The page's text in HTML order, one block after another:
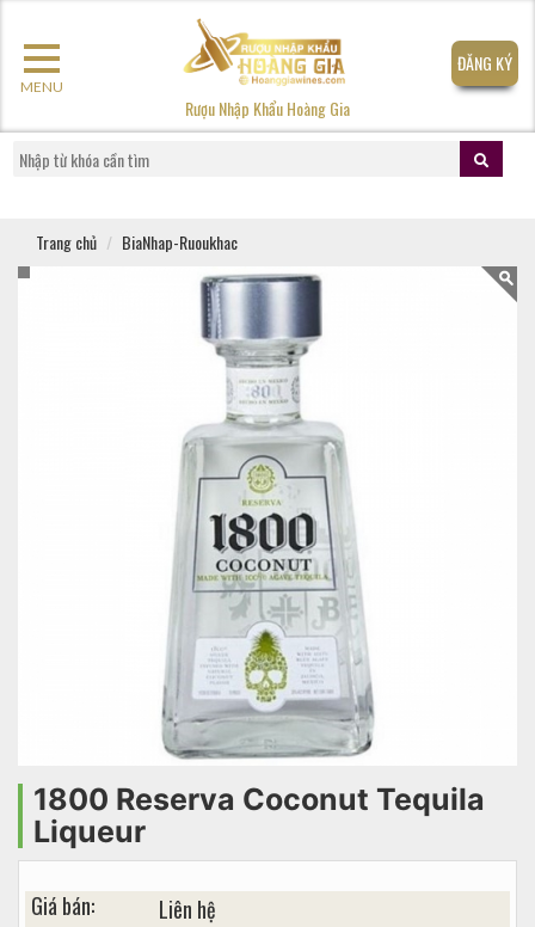
MENU
Rượu Nhập Khẩu Hoàng Gia
ĐĂNG KÝ
Trang chủ BiaNhap-Ruoukhac
1800 Reserva Coconut Tequila
Liqueur
Giá bán: Liên hệ